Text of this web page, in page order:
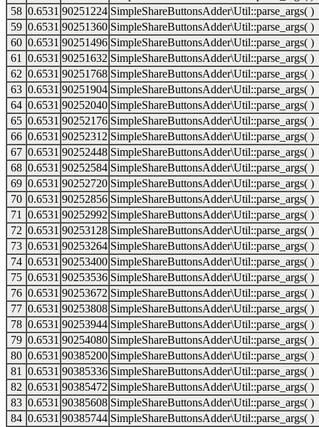
58 0.6531 90251224 SimpleShareButtonsAdder\Util::parse_args( )
59 0.6531 90251360 SimpleShareButtonsAdder\Util::parse_args( )
60 0.6531 90251496 SimpleShareButtonsAdder\Util::parse_args( )
61
0.6531 90251632 SimpleShareButtonsAdder\Util::parse_args( )
62 0.6531 90251768 SimpleShareButtonsAdder\Util::parse_args( )
63 0.6531 90251904 SimpleShareButtonsAdder\Util::parse_args( )
64 0.6531 90252040 SimpleShareButtonsAdder\Util::parse_args( )
65 0.6531 90252176 SimpleShareButtonsAdder\Util::parse_args( )
66 0.6531 90252312 SimpleShareButtonsAdder\Util::parse_args( )
67 0.6531 90252448 SimpleShareButtonsAdder\Util::parse_args( )
68 0.6531 90252584 SimpleShareButtonsAdder\Util::parse_args( )
69 0.6531 90252720 SimpleShareButtonsAdder\Util::parse_args( )
70 0.6531 90252856 SimpleShareButtonsAdder\Util::parse_args( )
71
0.6531 90252992 SimpleShareButtonsAdder\Util::parse_args( )
72 0.6531 90253128 SimpleShareButtonsAdder\Util::parse_args( )
73 0.6531 90253264 SimpleShareButtonsAdder\Util::parse_args( )
74 0.6531 90253400 SimpleShareButtonsAdder\Util::parse_args( )
75 0.6531 90253536 SimpleShareButtonsAdder\Util::parse_args( )
76 0.6531 90253672 SimpleShareButtonsAdder\Util::parse_args( )
77 0.6531 90253808 SimpleShareButtonsAdder\Util::parse_args( )
78 0.6531 90253944 SimpleShareButtonsAdder\Util::parse_args( )
79 0.6531 90254080 SimpleShareButtonsAdder\Util::parse_args( )
80 0.6531 90385200 SimpleShareButtonsAdder\Util::parse_args( )
81
0.6531 90385336 SimpleShareButtonsAdder\Util::parse_args( )
82 0.6531 90385472 SimpleShareButtonsAdder\Util::parse_args( )
83 0.6531 90385608 SimpleShareButtonsAdder\Util::parse_args( )
84 0.6531 90385744 SimpleShareButtonsAdder\Util::parse_args( )